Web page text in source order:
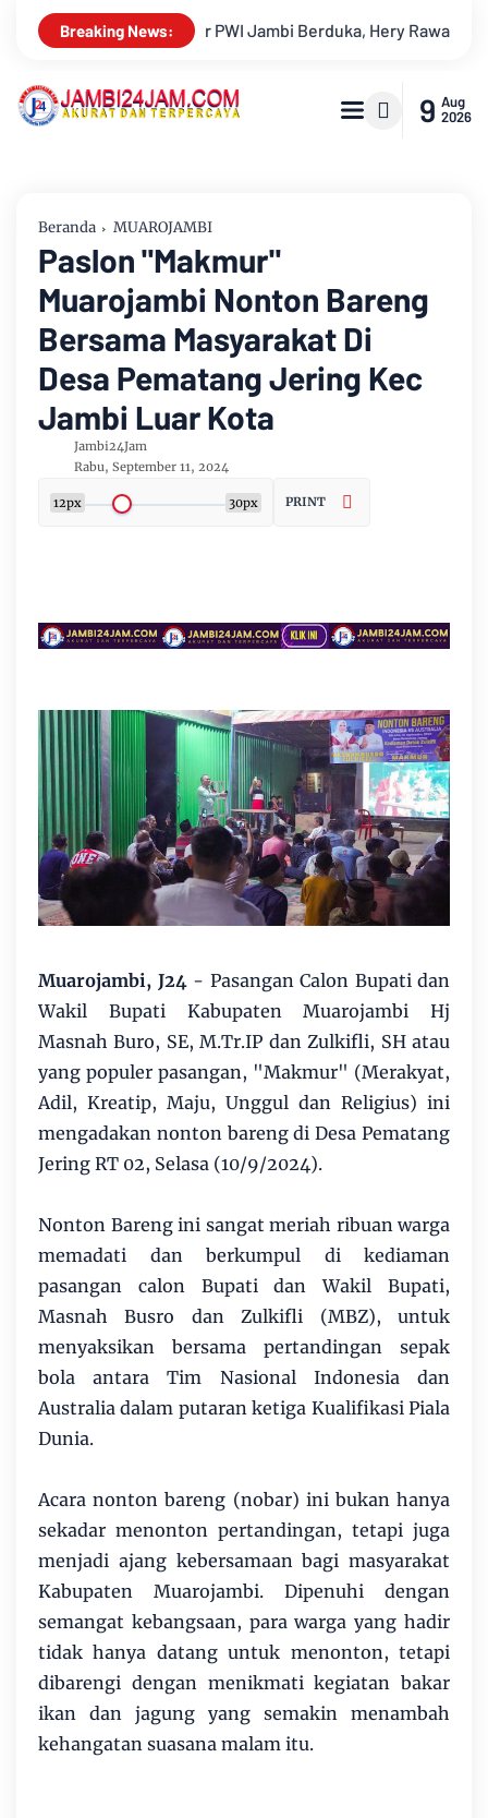
Breaking News:
Hery Rawas Mantan Sekretaris PWI Jambi Tutup Usia
9 Aug
2026
Beranda MUAROJAMBI
Paslon "Makmur"
Muarojambi Nonton Bareng
Bersama Masyarakat Di
Desa Pematang Jering Kec
Jambi Luar Kota
Jambi24Jam
Rabu, September 11, 2024
12px 30px PRINT
Muarojambi, J24 - Pasangan Calon Bupati dan
Wakil Bupati Kabupaten Muarojambi Hj
Masnah Buro, SE, M.Tr.IP dan Zulkifli, SH atau
yang populer pasangan, "Makmur" (Merakyat,
Adil, Kreatip, Maju, Unggul dan Religius) ini
mengadakan nonton bareng di Desa Pematang
Jering RT 02, Selasa (10/9/2024).
Nonton Bareng ini sangat meriah ribuan warga
memadati dan berkumpul di kediaman
pasangan calon Bupati dan Wakil Bupati,
Masnah Busro dan Zulkifli (MBZ), untuk
menyaksikan bersama pertandingan sepak
bola antara Tim Nasional Indonesia dan
Australia dalam putaran ketiga Kualifikasi Piala
Dunia.
Acara nonton bareng (nobar) ini bukan hanya
sekadar menonton pertandingan, tetapi juga
menjadi ajang kebersamaan bagi masyarakat
Kabupaten Muarojambi. Dipenuhi dengan
semangat kebangsaan, para warga yang hadir
tidak hanya datang untuk menonton, tetapi
dibarengi dengan menikmati kegiatan bakar
ikan dan jagung yang semakin menambah
kehangatan suasana malam itu.